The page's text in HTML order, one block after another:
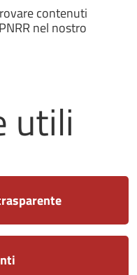
contenuti
nel nostro
utili